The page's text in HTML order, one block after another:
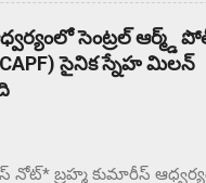
ప్రశ్నిస్తే మీకు
స్థలం నుంచి
దాదాపు రెండు
సెంట్రల్ ఆర్మ్డ్
సైనిక స్నేహ మిలన్
నోట్* బ్రహ్మ కుమారీస్